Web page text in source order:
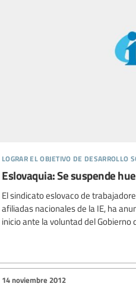
lograr el objetivo de desarrollo
Eslovaquia: Se suspende
El sindicato eslovaco de
afiliadas nacionales de la IE, ha
inicio ante la voluntad del
14 noviembre 2012